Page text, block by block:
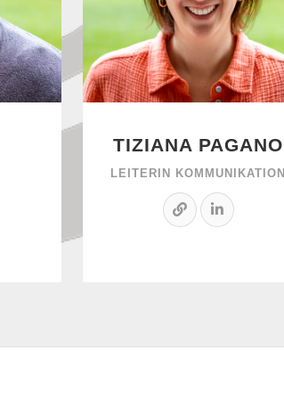
TIZIANA PAGANO
LEITERIN KOMMUNIKATION